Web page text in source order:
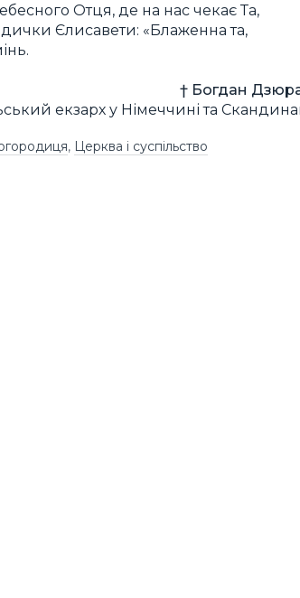
Отця, де на нас чекає Та,
Єлисавети: «Блаженна та,
† Богдан
екзарх у Німеччині та
, Церква і суспільство